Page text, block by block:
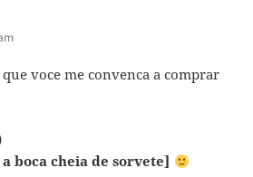
voce me convenca a comprar
boca cheia de sorvete]